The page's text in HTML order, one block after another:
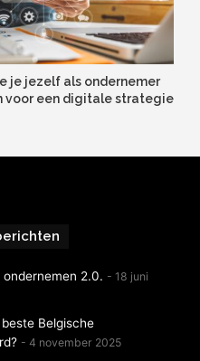
je jezelf als ondernemer
voor een digitale strategie
ondernemen 2.0.
18 juni
Belgische
4 november 2025